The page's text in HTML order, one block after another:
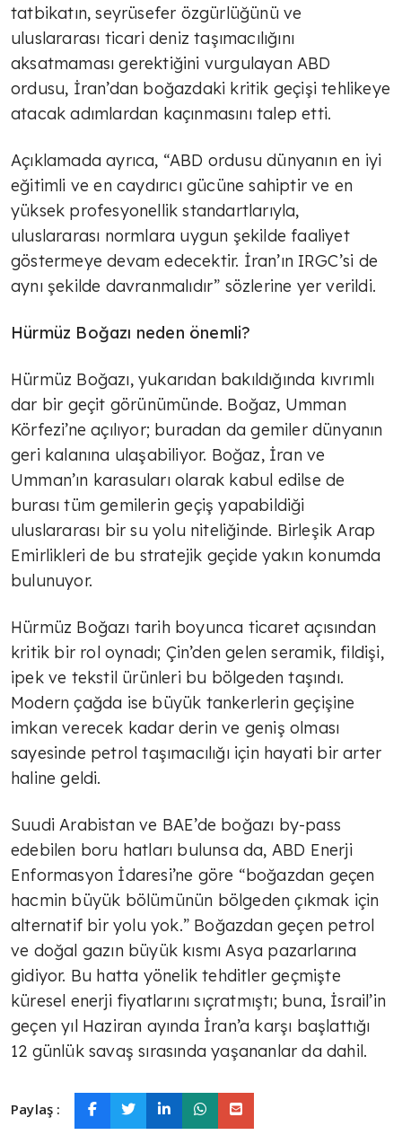
tatbikatın, seyrüsefer özgürlüğünü ve
uluslararası ticari deniz taşımacılığını
aksatmaması gerektiğini vurgulayan ABD
ordusu, İran’dan boğazdaki kritik geçişi tehlikeye
atacak adımlardan kaçınmasını talep etti.
Açıklamada ayrıca, “ABD ordusu dünyanın en iyi
eğitimli ve en caydırıcı gücüne sahiptir ve en
yüksek profesyonellik standartlarıyla,
uluslararası normlara uygun şekilde faaliyet
göstermeye devam edecektir. İran’ın IRGC’si de
aynı şekilde davranmalıdır” sözlerine yer verildi.
Hürmüz Boğazı neden önemli?
Hürmüz Boğazı, yukarıdan bakıldığında kıvrımlı
dar bir geçit görünümünde. Boğaz, Umman
Körfezi’ne açılıyor; buradan da gemiler dünyanın
geri kalanına ulaşabiliyor. Boğaz, İran ve
Umman’ın karasuları olarak kabul edilse de
burası tüm gemilerin geçiş yapabildiği
uluslararası bir su yolu niteliğinde. Birleşik Arap
Emirlikleri de bu stratejik geçide yakın konumda
bulunuyor.
Hürmüz Boğazı tarih boyunca ticaret açısından
kritik bir rol oynadı; Çin’den gelen seramik, fildişi,
ipek ve tekstil ürünleri bu bölgeden taşındı.
Modern çağda ise büyük tankerlerin geçişine
imkan verecek kadar derin ve geniş olması
sayesinde petrol taşımacılığı için hayati bir arter
haline geldi.
Suudi Arabistan ve BAE’de boğazı by-pass
edebilen boru hatları bulunsa da, ABD Enerji
Enformasyon İdaresi’ne göre “boğazdan geçen
hacmin büyük bölümünün bölgeden çıkmak için
alternatif bir yolu yok.” Boğazdan geçen petrol
ve doğal gazın büyük kısmı Asya pazarlarına
gidiyor. Bu hatta yönelik tehditler geçmişte
küresel enerji fiyatlarını sıçratmıştı; buna, İsrail’in
geçen yıl Haziran ayında İran’a karşı başlattığı
12 günlük savaş sırasında yaşananlar da dahil.
Paylaş :